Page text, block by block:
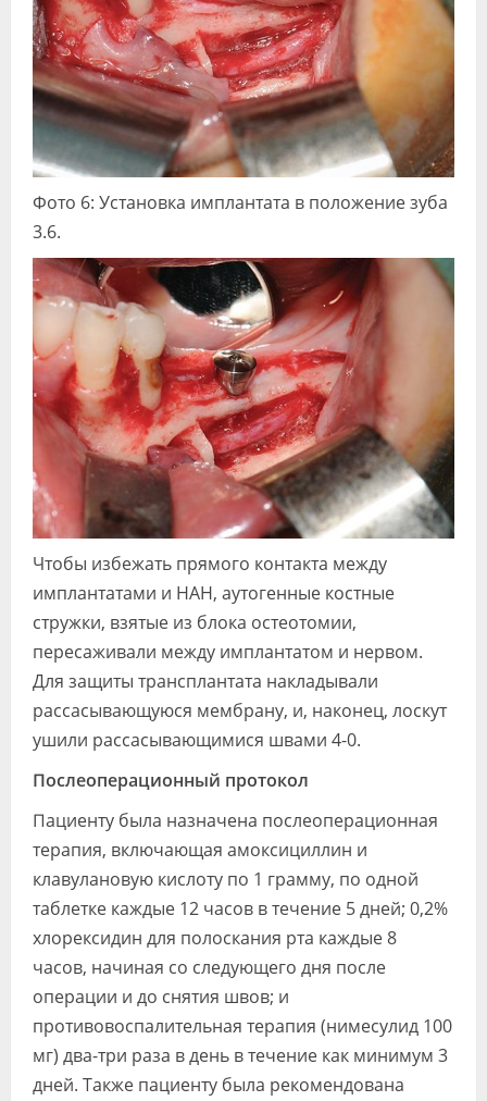
Фото 6: Установка имплантата в положение зуба
3.6.
Чтобы избежать прямого контакта между
имплантатами и НАН, аутогенные костные
стружки, взятые из блока остеотомии,
пересаживали между имплантатом и нервом.
Для защиты трансплантата накладывали
рассасывающуюся мембрану, и, наконец, лоскут
ушили рассасывающимися швами 4-0.
Послеоперационный протокол
Пациенту была назначена послеоперационная
терапия, включающая амоксициллин и
клавулановую кислоту по 1 грамму, по одной
таблетке каждые 12 часов в течение 5 дней; 0,2%
хлорексидин для полоскания рта каждые 8
часов, начиная со следующего дня после
операции и до снятия швов; и
противовоспалительная терапия (нимесулид 100
мг) два-три раза в день в течение как минимум 3
дней. Также пациенту была рекомендована